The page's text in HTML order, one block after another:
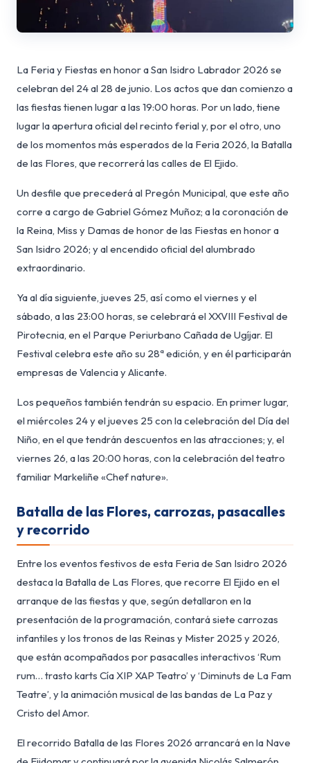
La Feria y Fiestas en honor a San Isidro Labrador 2026 se
celebran del 24 al 28 de junio. Los actos que dan comienzo a
las fiestas tienen lugar a las 19:00 horas. Por un lado, tiene
lugar la apertura oficial del recinto ferial y, por el otro, uno
de los momentos más esperados de la Feria 2026, la Batalla
de las Flores, que recorrerá las calles de El Ejido.
Un desfile que precederá al Pregón Municipal, que este año
corre a cargo de Gabriel Gómez Muñoz; a la coronación de
la Reina, Miss y Damas de honor de las Fiestas en honor a
San Isidro 2026; y al encendido oficial del alumbrado
extraordinario.
Ya al día siguiente, jueves 25, así como el viernes y el
sábado, a las 23:00 horas, se celebrará el XXVIII Festival de
Pirotecnia, en el Parque Periurbano Cañada de Ugíjar. El
Festival celebra este año su 28ª edición, y en él participarán
empresas de Valencia y Alicante.
Los pequeños también tendrán su espacio. En primer lugar,
el miércoles 24 y el jueves 25 con la celebración del Día del
Niño, en el que tendrán descuentos en las atracciones; y, el
viernes 26, a las 20:00 horas, con la celebración del teatro
familiar Markeliñe «Chef nature».
Batalla de las Flores, carrozas, pasacalles
y recorrido
Entre los eventos festivos de esta Feria de San Isidro 2026
destaca la Batalla de Las Flores, que recorre El Ejido en el
arranque de las fiestas y que, según detallaron en la
presentación de la programación, contará siete carrozas
infantiles y los tronos de las Reinas y Mister 2025 y 2026,
que están acompañados por pasacalles interactivos ‘Rum
rum… trasto karts Cía XIP XAP Teatro’ y ‘Diminuts de La Fam
Teatre’, y la animación musical de las bandas de La Paz y
Cristo del Amor.
El recorrido Batalla de las Flores 2026 arrancará en la Nave